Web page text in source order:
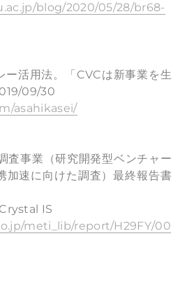
blog/2020/05/28/br68-
ー活用法。「CVCは新事業を生
09/30
asahikasei/
査事業（研究開発型ベンチャー
加速に向けた調査）最終報告書
IS
meti_lib/report/H29FY/00